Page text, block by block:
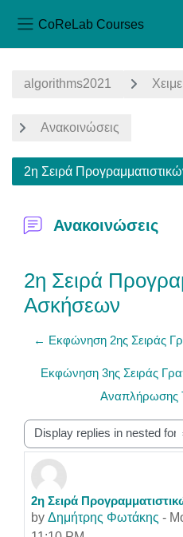
CoReLab Courses
algorithms2021
Ανακοινώσεις
2η Σειρά
Ανακοινώσεις
2η Σειρά
Ασκήσεων
← Εκφώνηση 2ης Σειράς
Εκφώνηση 3ης Σειράς
Αναπλήρωσης
Display mode
2η Σειρά
by Δημήτρης Φωτάκης -
Number of replies: 0